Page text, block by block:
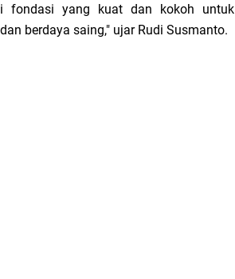
fondasi yang kuat dan kokoh untuk
berdaya saing," ujar Rudi Susmanto.